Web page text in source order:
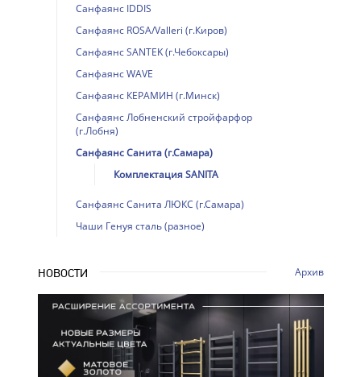
Санфаянс IDDIS
Санфаянс ROSA/Valleri (г.Киров)
Санфаянс SANTEK (г.Чебоксары)
Санфаянс WAVE
Санфаянс КЕРАМИН (г.Минск)
Санфаянс Лобненский стройфарфор
(г.Лобня)
Санфаянс Санита (г.Самара)
Комплектация SANITA
Санфаянс Санита ЛЮКС (г.Самара)
Чаши Генуя сталь (разное)
НОВОСТИ Архив